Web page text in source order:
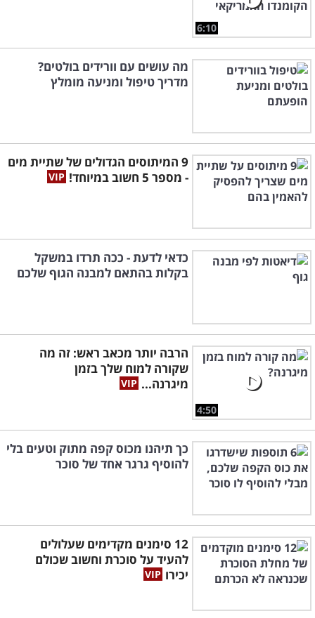
6:10
מה עושים עם וורידים בולטים?
מדריך טיפול ומניעה מומלץ
9 המיתוסים הגדולים של שתיית מים
- מספר 5 חשוב במיוחד!
כדאי לדעת - ככה תרדו במשקל
בקלות בהתאם למבנה הגוף שלכם
4:50
הרבה יותר מכאב ראש: זה מה
שקורה למוח שלך בזמן
מיגרנה...
כך תיהנו מכוס קפה מתוק וטעים בלי
להוסיף גרגר אחד של סוכר
12 סימנים מקדימים שעלולים
להעיד על סוכרת וחשוב שכולם
יכירו